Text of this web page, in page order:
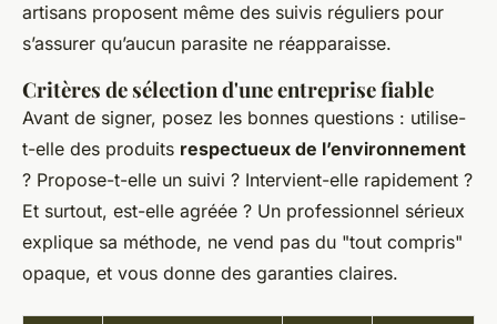
artisans proposent même des suivis réguliers pour
s’assurer qu’aucun parasite ne réapparaisse.
Critères de sélection d'une entreprise fiable
Avant de signer, posez les bonnes questions : utilise-
t-elle des produits respectueux de l’environnement
? Propose-t-elle un suivi ? Intervient-elle rapidement ?
Et surtout, est-elle agréée ? Un professionnel sérieux
explique sa méthode, ne vend pas du "tout compris"
opaque, et vous donne des garanties claires.